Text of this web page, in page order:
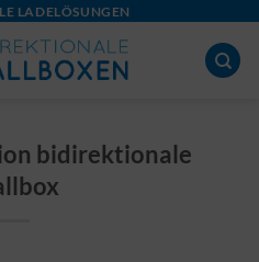
LADELÖSUNGEN
bidirektionale